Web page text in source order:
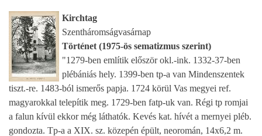
Kirchtag
Szentháromságvasárnap
Történet (1975-ös sematizmus szerint)
"1279-ben említik először okl.-ink. 1332-37-ben
plébániás hely. 1399-ben tp-a van Mindenszentek
tiszt.-re. 1483-ból ismerős papja. 1724 körül Vas megyei ref.
magyarokkal telepítik meg. 1729-ben fatp-uk van. Régi tp romjai
a falun kívül ekkor még láthatók. Kevés kat. hívét a mernyei pléb.
gondozta. Tp-a a XIX. sz. közepén épült, neoromán, 14x6,2 m.